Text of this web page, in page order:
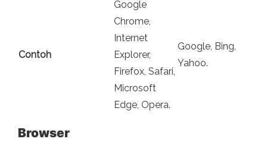
Contoh
Google
Chrome,
Internet
Explorer,
Firefox, Safari,
Microsoft
Edge, Opera.
Google, Bing,
Yahoo.
Browser